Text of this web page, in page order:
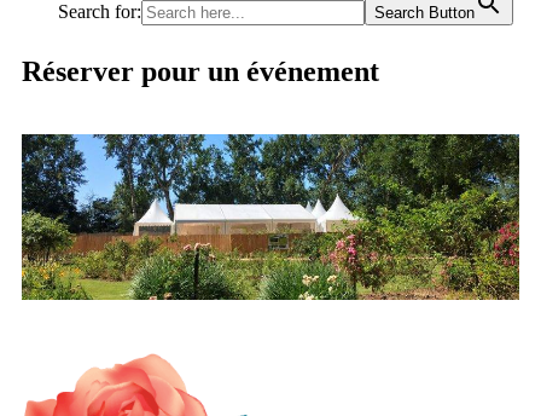
Search for: Search Button
Réserver pour un événement